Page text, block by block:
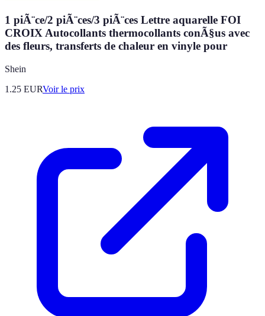
1 piÃ¨ce/2 piÃ¨ces/3 piÃ¨ces Lettre aquarelle FOI
CROIX Autocollants thermocollants conÃ§us avec
des fleurs, transferts de chaleur en vinyle pour
Shein
1.25 EURVoir le prix